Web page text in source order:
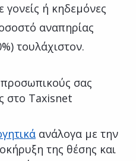
γονείς ή κηδεμόνες
αναπηρίας
τουλάχιστον.
σας
στο Taxisnet
ανάλογα με την
της θέσης και